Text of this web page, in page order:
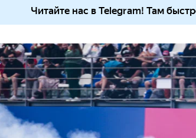
Читайте нас в Telegram! Там